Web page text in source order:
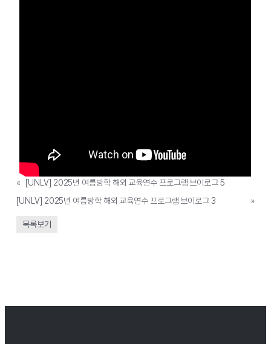
«
[UNLV] 2025년 여름방학 해외 교육연수 프로그램 브이로그 5
[UNLV] 2025년 여름방학 해외 교육연수 프로그램 브이로그 3
»
목록보기